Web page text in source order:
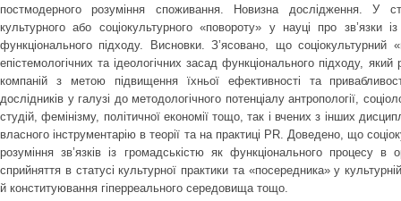
постмодерного розуміння споживання. Новизна дослідження. У
культурного або соціокультурного «повороту» у науці про зв’язки
функціонального підходу. Висновки. З’ясовано, що соціокультурний
епістемологічних та ідеологічних засад функціонального підходу, який
компаній з метою підвищення їхньої ефективності та
дослідників у галузі до методологічного потенціалу антропології,
студій, фемінізму, політичної економії тощо, так і вчених з інших
власного інструментарію в теорії та на практиці PR. Доведено, що
розуміння зв’язків із громадськістю як функціонального процесу в
сприйняття в статусі культурної практики та «посередника» у
й конституювання гіперреального середовища тощо.